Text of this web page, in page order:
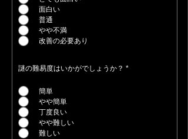
面白い
普通
やや不満
改善の必要あり
謎の難易度はいかがでしょうか？ *
簡単
やや簡単
丁度良い
やや難しい
難しい